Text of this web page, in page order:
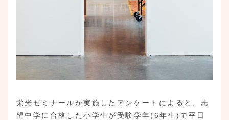
栄光ゼミナールが実施したアンケートによると、志
望中学に合格した小学生が受験学年(6年生)で平日